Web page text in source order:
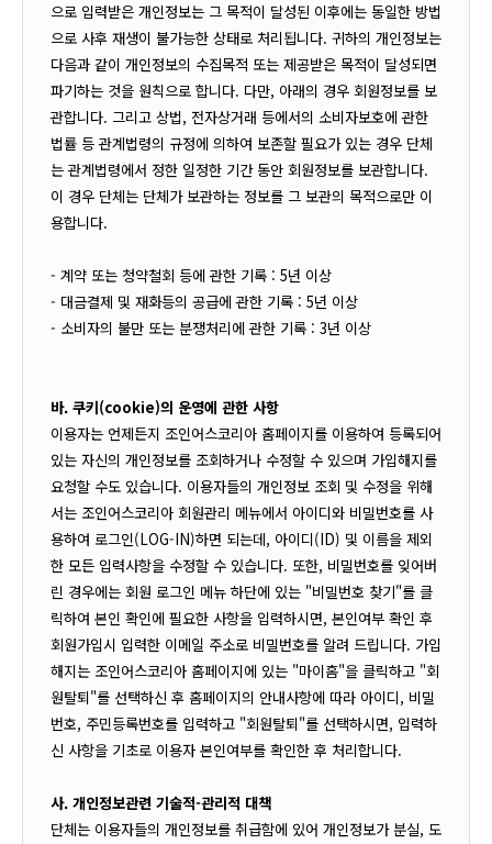
으로 입력받은 개인정보는 그 목적이 달성된 이후에는 동일한 방법
으로 사후 재생이 불가능한 상태로 처리됩니다. 귀하의 개인정보는
다음과 같이 개인정보의 수집목적 또는 제공받은 목적이 달성되면
파기하는 것을 원칙으로 합니다. 다만, 아래의 경우 회원정보를 보
관합니다. 그리고 상법, 전자상거래 등에서의 소비자보호에 관한
법률 등 관계법령의 규정에 의하여 보존할 필요가 있는 경우 단체
는 관계법령에서 정한 일정한 기간 동안 회원정보를 보관합니다.
이 경우 단체는 단체가 보관하는 정보를 그 보관의 목적으로만 이
용합니다.
- 계약 또는 청약철회 등에 관한 기록 : 5년 이상
- 대금결제 및 재화등의 공급에 관한 기록 : 5년 이상
- 소비자의 불만 또는 분쟁처리에 관한 기록 : 3년 이상
바. 쿠키(cookie)의 운영에 관한 사항
이용자는 언제든지 조인어스코리아 홈페이지를 이용하여 등록되어
있는 자신의 개인정보를 조회하거나 수정할 수 있으며 가입해지를
요청할 수도 있습니다. 이용자들의 개인정보 조회 및 수정을 위해
서는 조인어스코리아 회원관리 메뉴에서 아이디와 비밀번호를 사
용하여 로그인(LOG-IN)하면 되는데, 아이디(ID) 및 이름을 제외
한 모든 입력사항을 수정할 수 있습니다. 또한, 비밀번호를 잊어버
린 경우에는 회원 로그인 메뉴 하단에 있는 "비밀번호 찾기"를 클
릭하여 본인 확인에 필요한 사항을 입력하시면, 본인여부 확인 후
회원가입시 입력한 이메일 주소로 비밀번호를 알려 드립니다. 가입
해지는 조인어스코리아 홈페이지에 있는 "마이홈"을 클릭하고 "회
원탈퇴"를 선택하신 후 홈페이지의 안내사항에 따라 아이디, 비밀
번호, 주민등록번호를 입력하고 "회원탈퇴"를 선택하시면, 입력하
신 사항을 기초로 이용자 본인여부를 확인한 후 처리합니다.
사. 개인정보관련 기술적-관리적 대책
단체는 이용자들의 개인정보를 취급함에 있어 개인정보가 분실, 도